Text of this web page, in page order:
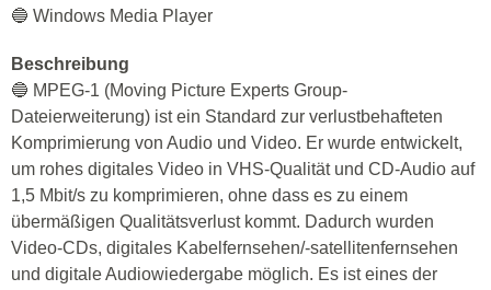
🔵 Windows Media Player
Beschreibung
🔵 MPEG-1 (Moving Picture Experts Group-
Dateierweiterung) ist ein Standard zur verlustbehafteten
Komprimierung von Audio und Video. Er wurde entwickelt,
um rohes digitales Video in VHS-Qualität und CD-Audio auf
1,5 Mbit/s zu komprimieren, ohne dass es zu einem
übermäßigen Qualitätsverlust kommt. Dadurch wurden
Video-CDs, digitales Kabelfernsehen/-satellitenfernsehen
und digitale Audiowiedergabe möglich. Es ist eines der